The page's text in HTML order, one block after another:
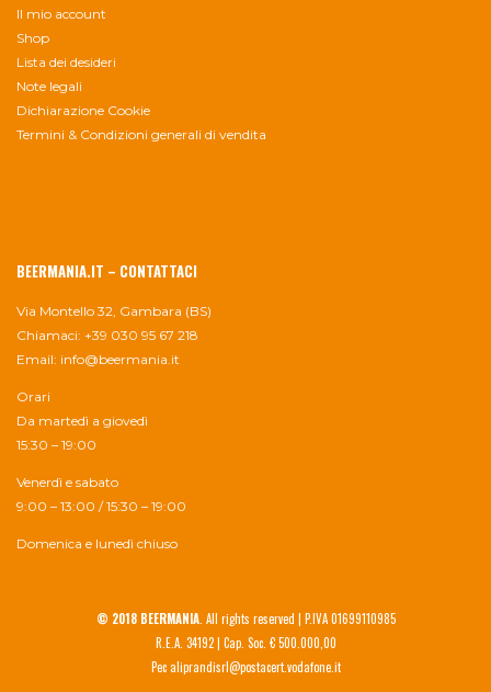
Il mio account
Shop
Lista dei desideri
Note legali
Dichiarazione Cookie
Termini & Condizioni generali di vendita
BEERMANIA.IT – CONTATTACI
Via Montello 32, Gambara (BS)
Chiamaci: +39 030 95 67 218
Email: info@beermania.it
Orari
Da martedì a giovedì
15:30 – 19:00
Venerdì e sabato
9:00 – 13:00 / 15:30 – 19:00
Domenica e lunedì chiuso
© 2018 BEERMANIA. All rights reserved | P.IVA 01699110985
R.E.A. 34192 | Cap. Soc. € 500.000,00
Pec aliprandisrl@postacert.vodafone.it